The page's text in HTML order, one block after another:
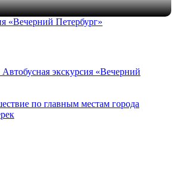
«Вечерний Петербург»
по главным местам города